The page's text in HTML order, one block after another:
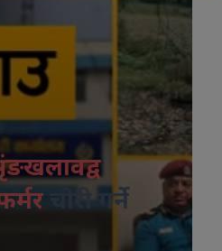
चोरी गर्ने